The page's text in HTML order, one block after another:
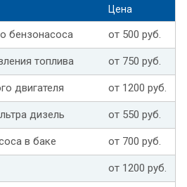
Цена
бензонасоса от 500 руб.
топлива от 750 руб.
двигателя от 1200 руб.
дизель от 550 руб.
в баке от 700 руб.
от 1200 руб.